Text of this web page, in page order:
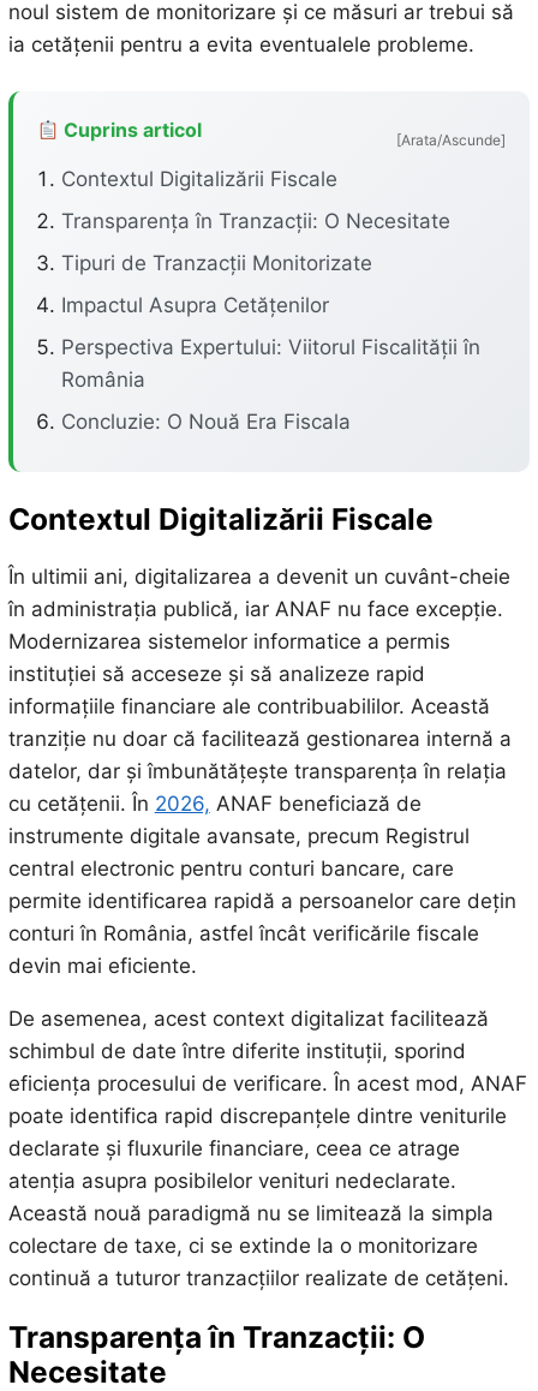
noul sistem de monitorizare și ce măsuri ar trebui să
ia cetățenii pentru a evita eventualele probleme.
Cuprins articol [Arata/Ascunde]
Contextul Digitalizării Fiscale
Transparența în Tranzacții: O Necesitate
Tipuri de Tranzacții Monitorizate
Impactul Asupra Cetățenilor
Perspectiva Expertului: Viitorul Fiscalității în
România
Concluzie: O Nouă Era Fiscala
Contextul Digitalizării Fiscale
În ultimii ani, digitalizarea a devenit un cuvânt-cheie
în administrația publică, iar ANAF nu face excepție.
Modernizarea sistemelor informatice a permis
instituției să acceseze și să analizeze rapid
informațiile financiare ale contribuabililor. Această
tranziție nu doar că facilitează gestionarea internă a
datelor, dar și îmbunătățește transparența în relația
cu cetățenii. În 2026, ANAF beneficiază de
instrumente digitale avansate, precum Registrul
central electronic pentru conturi bancare, care
permite identificarea rapidă a persoanelor care dețin
conturi în România, astfel încât verificările fiscale
devin mai eficiente.
De asemenea, acest context digitalizat facilitează
schimbul de date între diferite instituții, sporind
eficiența procesului de verificare. În acest mod, ANAF
poate identifica rapid discrepanțele dintre veniturile
declarate și fluxurile financiare, ceea ce atrage
atenția asupra posibilelor venituri nedeclarate.
Această nouă paradigmă nu se limitează la simpla
colectare de taxe, ci se extinde la o monitorizare
continuă a tuturor tranzacțiilor realizate de cetățeni.
Transparența în Tranzacții: O
Necesitate